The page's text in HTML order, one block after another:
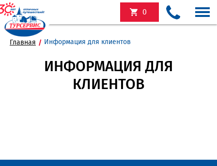
0
Главная Информация для клиентов
ИНФОРМАЦИЯ ДЛЯ
КЛИЕНТОВ